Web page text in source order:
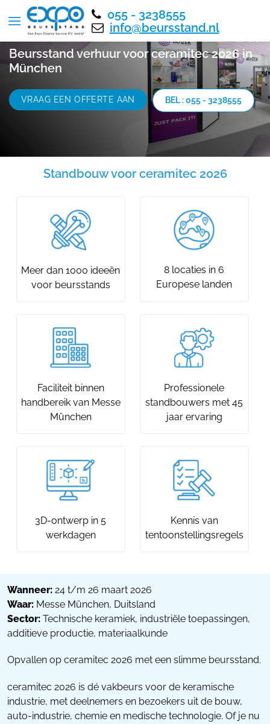
055 - 3238555
info@beursstand.nl
Beursstand verhuur voor ceramitec 2026 in
München
VRAAG EEN OFFERTE AAN BEL : 055 - 3238555
Standbouw voor ceramitec 2026
Meer dan 1000 ideeën
voor beursstands
8 locaties in 6
Europese landen
Faciliteit binnen
handbereik van Messe
München
Professionele
standbouwers met 45
jaar ervaring
3D-ontwerp in 5
werkdagen
Kennis van
tentoonstellingsregels
Wanneer: 24 t/m 26 maart 2026
Waar: Messe München, Duitsland
Sector: Technische keramiek, industriële toepassingen,
additieve productie, materiaalkunde
Opvallen op ceramitec 2026 met een slimme beursstand.
ceramitec 2026 is dé vakbeurs voor de keramische
industrie, met deelnemers en bezoekers uit de bouw,
auto-industrie, chemie en medische technologie. Of je nu